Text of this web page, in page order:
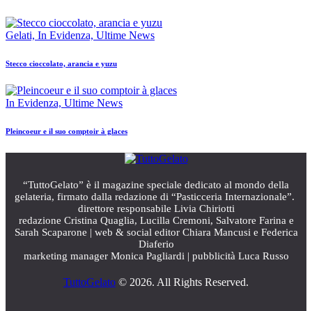
Gelati, In Evidenza, Ultime News
Stecco cioccolato, arancia e yuzu
In Evidenza, Ultime News
Pleincoeur e il suo comptoir à glaces
“TuttoGelato” è il magazine speciale dedicato al mondo della
gelateria, firmato dalla redazione di “Pasticceria Internazionale”.
direttore responsabile Livia Chiriotti
redazione Cristina Quaglia, Lucilla Cremoni, Salvatore Farina e
Sarah Scaparone | web & social editor Chiara Mancusi e Federica
Diaferio
marketing manager Monica Pagliardi | pubblicità Luca Russo
TuttoGelato © 2026. All Rights Reserved.